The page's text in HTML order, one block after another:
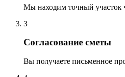
Мы находим точный участок
3
Согласование сметы
Вы получаете письменное